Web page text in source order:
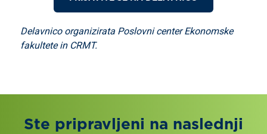
Delavnico organizirata Poslovni center Ekonomske
fakultete in CRMT.
Ste pripravljeni na naslednji